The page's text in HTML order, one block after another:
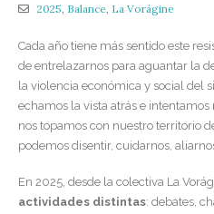
2025 Balance, La Vorágine
Cada año tiene más sentido este
de entrelazarnos para aguantar la
la violencia económica y social del
echamos la vista atrás e
nos topamos con nuestro territorio
podemos disentir, cuidarnos,
En 2025, desde la colectiva La
actividades distintas: debates,